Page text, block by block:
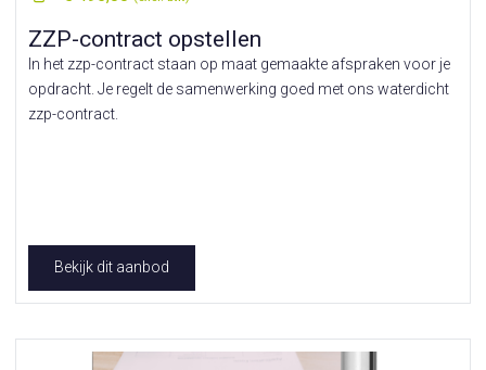
ZZP-contract opstellen
In het zzp-contract staan op maat gemaakte afspraken voor je
opdracht. Je regelt de samenwerking goed met ons waterdicht
zzp-contract.
Bekijk dit aanbod